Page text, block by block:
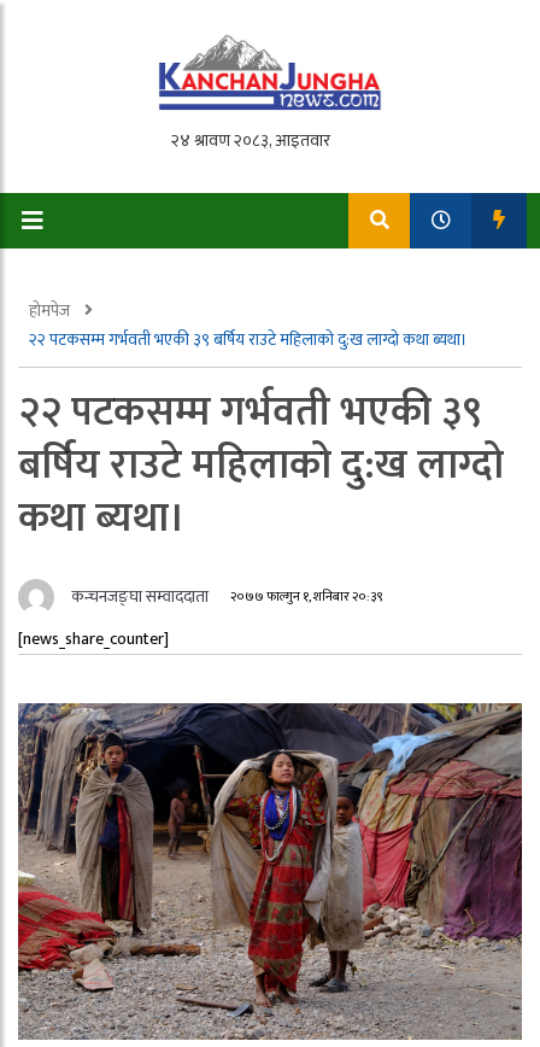
होमपेज
२२ पटकसम्म गर्भवती भएकी ३९ बर्षिय राउटे महिलाको दु:ख लाग्दो कथा ब्यथा।
२२ पटकसम्म गर्भवती भएकी ३९
बर्षिय राउटे महिलाको दु:ख लाग्दो
कथा ब्यथा।
कन्चनजङ्घा सम्वाददाता २०७७ फाल्गुन १, शनिबार २०:३९
[news_share_counter]